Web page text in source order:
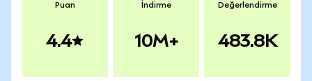
Puan
4.4
İndirme
10M+
Değerlendirme
483.8K